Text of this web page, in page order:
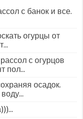
с банок и все.
огурцы от
с огурцов
пол...
осадок.